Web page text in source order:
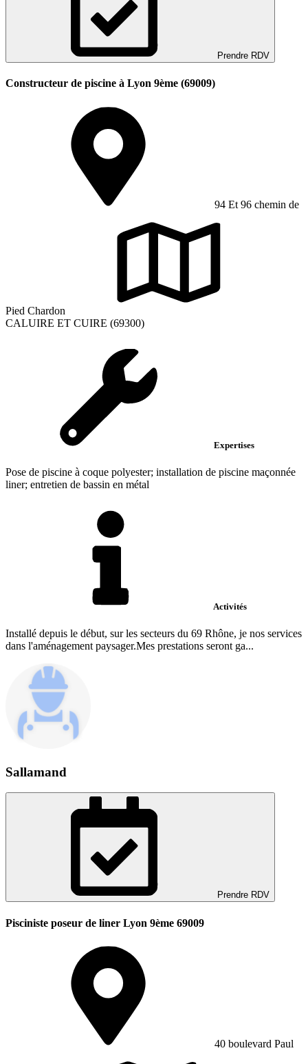
Prendre RDV
Constructeur de piscine à Lyon 9ème (69009)
94 Et 96 chemin de
Pied Chardon
CALUIRE ET CUIRE (69300)
Expertises
Pose de piscine à coque polyester; installation de piscine maçonnée
liner; entretien de bassin en métal
Activités
Installé depuis le début, sur les secteurs du 69 Rhône, je nos services
dans l'aménagement paysager.Mes prestations seront ga...
Sallamand
Prendre RDV
Pisciniste poseur de liner Lyon 9ème 69009
40 boulevard Paul